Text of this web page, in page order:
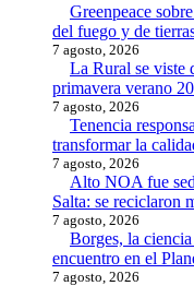
Greenpeace
del fuego y de
7 agosto, 2026
La Rural se
primavera verano
7 agosto, 2026
Tenencia
transformar la
7 agosto, 2026
Alto NOA fue
Salta: se reciclaron
7 agosto, 2026
Borges, la
encuentro en el
7 agosto, 2026